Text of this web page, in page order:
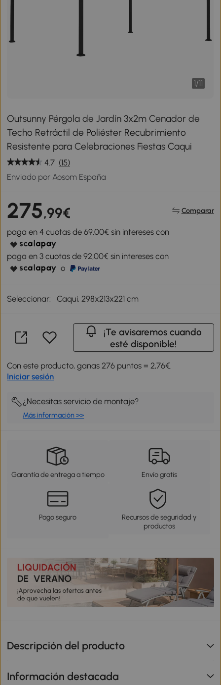
1/11
Outsunny Pérgola de Jardín 3x2m Cenador de
Techo Retráctil de Poliéster Recubrimiento
Resistente para Celebraciones Fiestas Caqui
4.7 (15)
Enviado por Aosom España
275,99€ Comparar
paga en 4 cuotas de 69,00€ sin intereses con
paga en 3 cuotas de 92,00€ sin intereses con
o
Seleccionar: Caqui, 298x213x221 cm
¡Te avisaremos cuando
esté disponible!
Con este producto, ganas 276 puntos = 2,76€.
Iniciar sesión
¿Necesitas servicio de montaje?
Más información >>
Garantía de entrega a tiempo Envío gratis
Pago seguro
Recursos de seguridad y
productos
Descripción del producto
Información destacada